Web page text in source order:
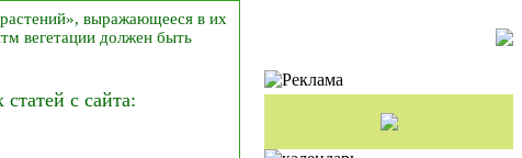
выражающееся в их
вегетации должен быть
с сайта: